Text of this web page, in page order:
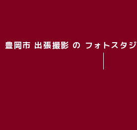
豊岡市 出張撮影 の フォトスタ